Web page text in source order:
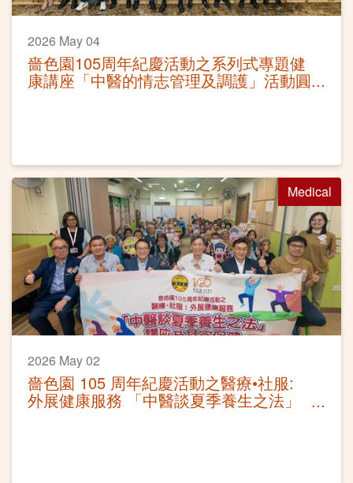
2026 May 04
嗇色園105周年紀慶活動之系列式專題健
康講座「中醫的情志管理及調護」活動圓
滿
Medical
2026 May 02
嗇色園 105 周年紀慶活動之醫療•社服:
外展健康服務 「中醫談夏季養生之法」